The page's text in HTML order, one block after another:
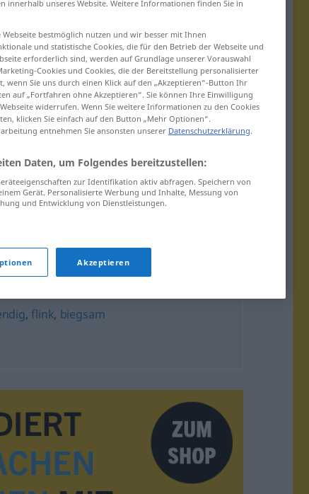
leichtfüßig
unbedacht leichtfertig
,flink, biegsam
innerhalb unseres Website. Weitere Informationen finden Sie in
bestmöglich nutzen und wir besser mit Ihnen
und statistische Cookies, die für den Betrieb der Webseite und
erforderlich sind, werden auf Grundlage unserer Vorauswahl
Cookies und Cookies, die der Bereitstellung personalisierter
wenn Sie uns durch einen Klick auf den „Akzeptieren“-Button Ihr
auf „Fortfahren ohne Akzeptieren“. Sie können Ihre Einwilligung
widerrufen. Wenn Sie weitere Informationen zu den Cookies
klicken Sie einfach auf den Button „Mehr Optionen“.
entnehmen Sie ansonsten unserer Datenschutzerklärung.
Daten, um Folgendes bereitzustellen:
zur Identifikation aktiv abfragen. Speichern von
Gerät. Personalisierte Werbung und Inhalte, Messung von
und Entwicklung von Dienstleistungen.
Akzeptieren